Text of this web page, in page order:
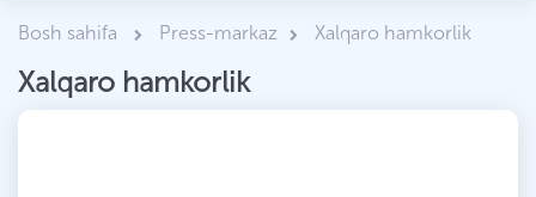
Bosh sahifa Press-markaz Xalqaro hamkorlik
Xalqaro hamkorlik